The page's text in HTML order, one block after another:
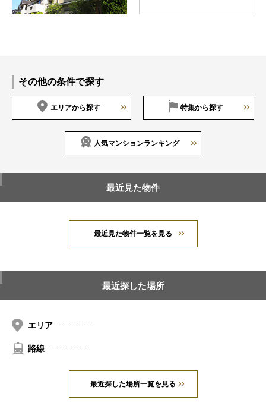
その他の条件で探す
エリアから探す 特集から探す
人気マンションランキング
最近見た物件
最近見た物件一覧を見る
最近探した場所
エリア
路線
最近探した場所一覧を見る